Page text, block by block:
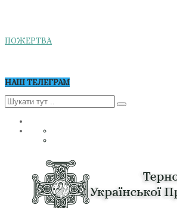
ПОЖЕРТВА
НАШ ТЕЛЕГРАМ